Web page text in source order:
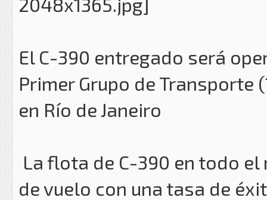
El C-390 entregado será
Primer Grupo de Transporte
en Río de Janeiro
La flota de C-390 en todo
de vuelo con una tasa de